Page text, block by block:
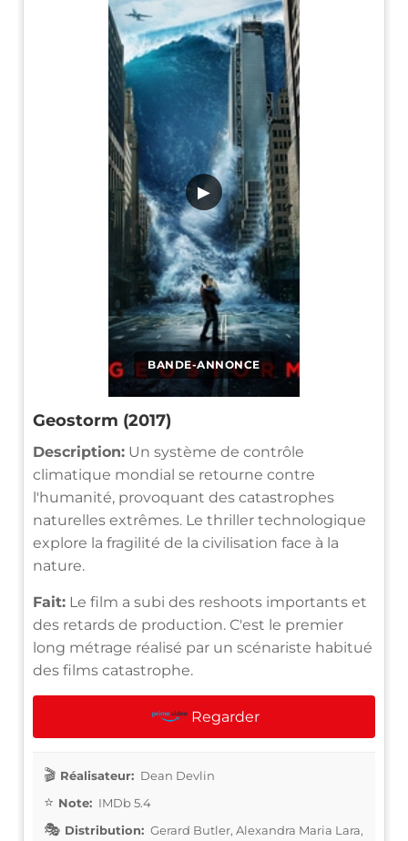
BANDE-ANNONCE
▶
Geostorm (2017)
Description: Un système de contrôle
climatique mondial se retourne contre
l'humanité, provoquant des catastrophes
naturelles extrêmes. Le thriller technologique
explore la fragilité de la civilisation face à la
nature.
Fait: Le film a subi des reshoots importants et
des retards de production. C'est le premier
long métrage réalisé par un scénariste habitué
des films catastrophe.
Regarder
Réalisateur: Dean Devlin
Note: IMDb 5.4
Distribution: Gerard Butler, Alexandra Maria Lara,